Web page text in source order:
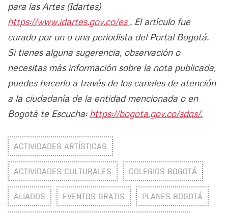
para las Artes (Idartes)
https://www.idartes.gov.co/es . El artículo fue
curado por un o una periodista del Portal Bogotá.
Si tienes alguna sugerencia, observación o
necesitas más información sobre la nota publicada,
puedes hacerlo a través de los canales de atención
a la ciudadanía de la entidad mencionada o en
Bogotá te Escucha: https://bogota.gov.co/sdqs/.
ACTIVIDADES ARTÍSTICAS
ACTIVIDADES CULTURALES COLEGIOS BOGOTÁ
ALIADOS EVENTOS GRATIS PLANES BOGOTÁ